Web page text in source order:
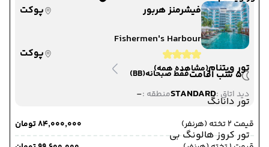
تور ویتنام(مشاهده همه)
تور دانانگ
تور کروز هالونگ بی
فیشرمنز هربور
پوکت
Fishermen's Harbour
پوکت
5 شب اقامت
فقط صبحانه(BB)
دید اتاق :STANDARDمنطقه :-
قیمت 2 تخته (هرنفر)
۸۴٬۰۰۰٬۰۰۰ تومان